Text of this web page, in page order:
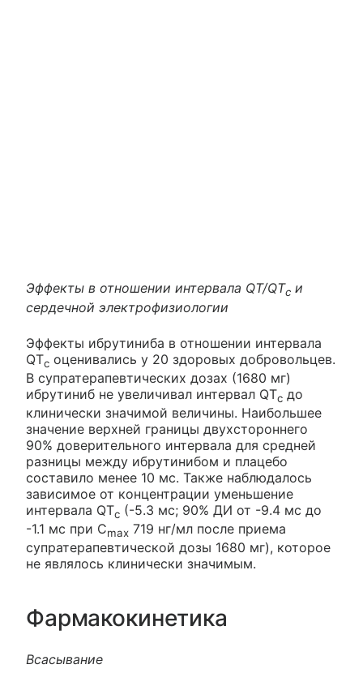
Эффекты в отношении интервала QT/QTс и
сердечной электрофизиологии
Эффекты ибрутиниба в отношении интервала
QTс оценивались у 20 здоровых добровольцев.
В супратерапевтических дозах (1680 мг)
ибрутиниб не увеличивал интервал QTс до
клинически значимой величины. Наибольшее
значение верхней границы двухстороннего
90% доверительного интервала для средней
разницы между ибрутинибом и плацебо
составило менее 10 мс. Также наблюдалось
зависимое от концентрации уменьшение
интервала QTс (-5.3 мс; 90% ДИ от -9.4 мс до
-1.1 мс при Cmax 719 нг/мл после приема
супратерапевтической дозы 1680 мг), которое
не являлось клинически значимым.
Фармакокинетика
Всасывание